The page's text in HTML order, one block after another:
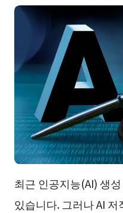
최근 인공지능(AI) 생
있습니다. 그러나 AI